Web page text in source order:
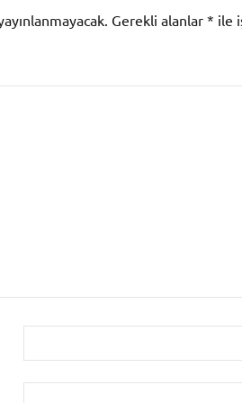
Gerekli alanlar * ile